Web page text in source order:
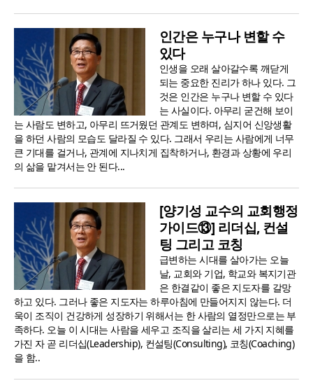
인간은 누구나 변할 수
있다
인생을 오래 살아갈수록 깨닫게
되는 중요한 진리가 하나 있다. 그
것은 인간은 누구나 변할 수 있다
는 사실이다. 아무리 굳건해 보이
는 사람도 변하고, 아무리 뜨거웠던 관계도 변하며, 심지어 신앙생활
을 하던 사람의 모습도 달라질 수 있다. 그래서 우리는 사람에게 너무
큰 기대를 걸거나, 관계에 지나치게 집착하거나, 환경과 상황에 우리
의 삶을 맡겨서는 안 된다...
[양기성 교수의 교회행정
가이드⑬] 리더십, 컨설
팅 그리고 코칭
급변하는 시대를 살아가는 오늘
날, 교회와 기업, 학교와 복지기관
은 한결같이 좋은 지도자를 갈망
하고 있다. 그러나 좋은 지도자는 하루아침에 만들어지지 않는다. 더
욱이 조직이 건강하게 성장하기 위해서는 한 사람의 열정만으로는 부
족하다. 오늘 이 시대는 사람을 세우고 조직을 살리는 세 가지 지혜를
가진 자 곧 리더십(Leadership), 컨설팅(Consulting), 코칭(Coaching)
을 함..